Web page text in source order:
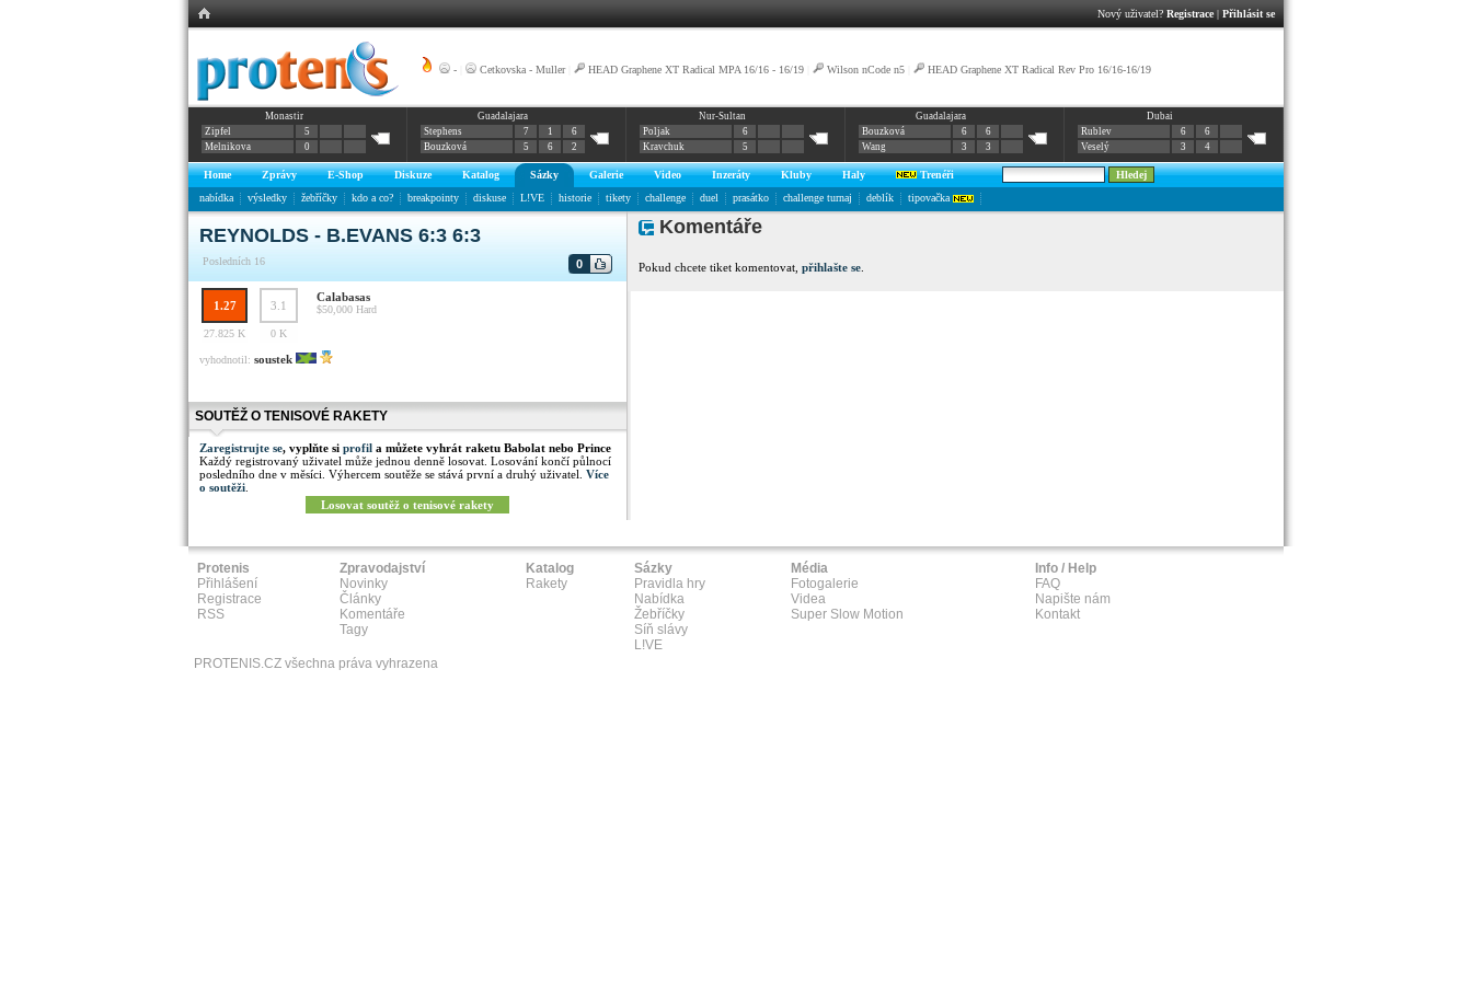
Nový uživatel? Registrace| Přihlásit se
- Cetkovska - Muller| HEAD Graphene XT Radical MPA 16/16 - 16/19 Wilson nCode n5 HEAD Graphene XT Radical Rev Pro 16/16-16/19
Monastir
Zipfel
5
Melnikova
0
Guadalajara
Stephens
7 1
6
Bouzková
5 6 2
Nur-Sultan
Poljak
6
Kravchuk
5
Guadalajara
Bouzková
6
6
Wang
3 3
Dubai
Rublev
6
6
Veselý
3 4
Home Zprávy E-Shop Diskuze Katalog Sázky Galerie Video Inzeráty Kluby Haly
Trenéři
nabídka
výsledky žebříčky kdo a co? breakpointy diskuse L!VE historie tikety challenge duel prasátko challenge turnaj deblík tipovačka
REYNOLDS - B.EVANS 6:3 6:3
Posledních 16 0
1.27 3.1
Calabasas
$50,000 Hard
27.825 K
0 K
vyhodnotil: soustek
SOUTĚŽ O TENISOVÉ RAKETY
Zaregistrujte se, vyplňte si profil a můžete vyhrát raketu Babolat nebo Prince
Každý registrovaný uživatel může jednou denně losovat. Losování končí půlnocí
posledního dne v měsíci. Výhercem soutěže se stává první a druhý uživatel. Více
o soutěži
Losovat soutěž o tenisové rakety
Komentáře
Pokud chcete tiket komentovat, přihlašte se
Protenis
Přihlášení
Registrace
RSS
Zpravodajství
Novinky
Články
Komentáře
Tagy
Katalog
Rakety
Sázky
Pravidla hry
Nabídka
Žebříčky
Síň slávy
L!VE
Média
Fotogalerie
Videa
Super Slow Motion
Info / Help
FAQ
Napište nám
Kontakt
PROTENIS.CZ všechna práva vyhrazena